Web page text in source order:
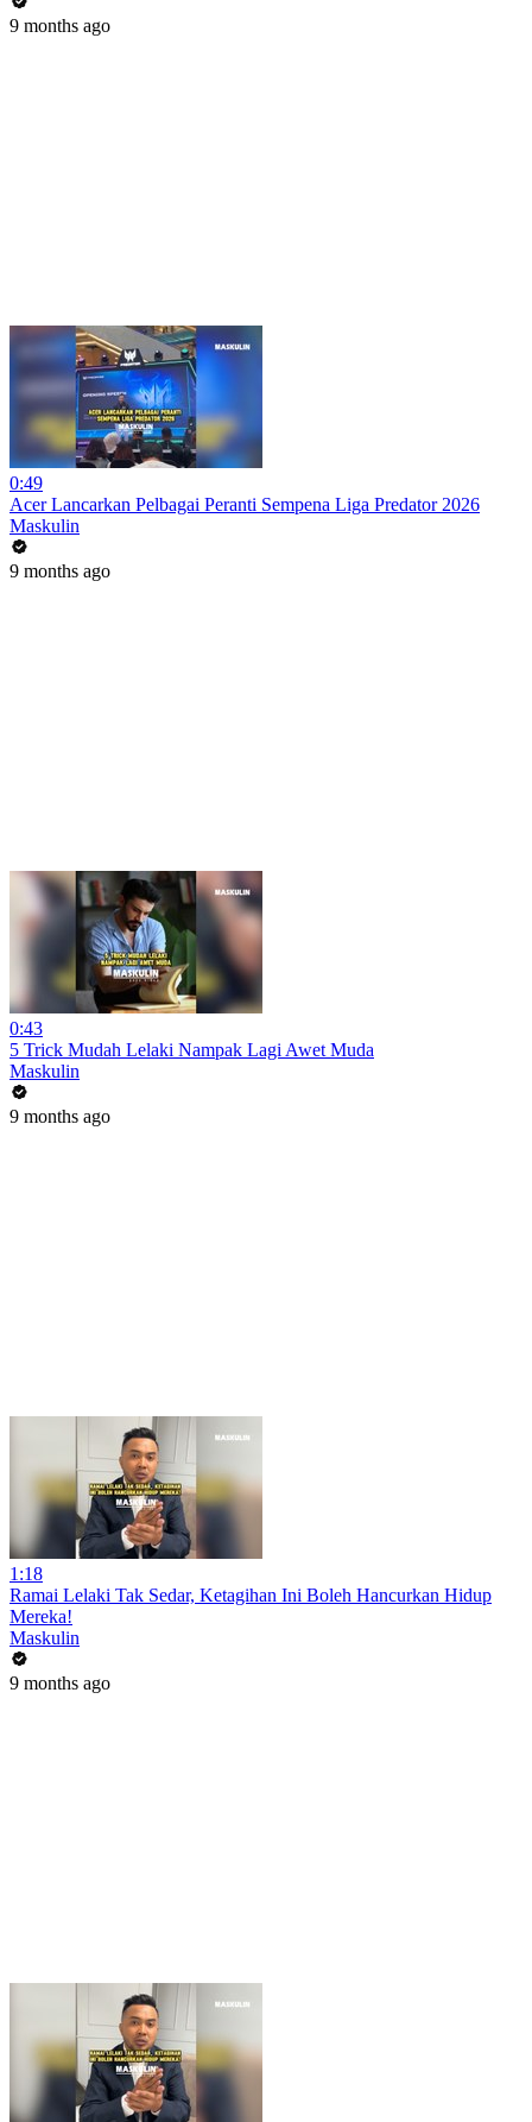
9 months ago
0:49
Acer Lancarkan Pelbagai Peranti Sempena Liga Predator 2026
Maskulin
9 months ago
0:43
5 Trick Mudah Lelaki Nampak Lagi Awet Muda
Maskulin
9 months ago
1:18
Ramai Lelaki Tak Sedar, Ketagihan Ini Boleh Hancurkan Hidup
Mereka!
Maskulin
9 months ago